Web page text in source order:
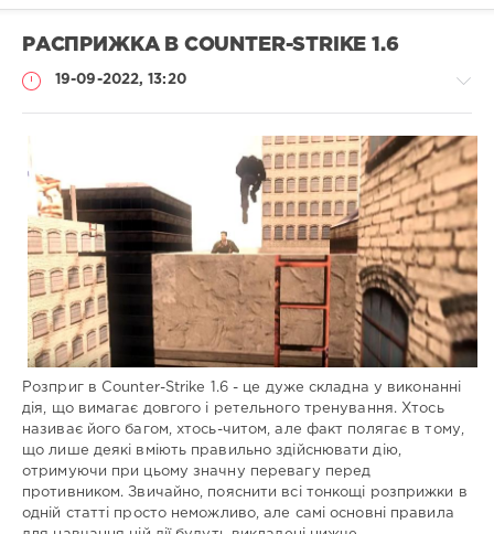
РАСПРИЖКА В COUNTER-STRIKE 1.6
19-09-2022, 13:20
Статті
Administrator
956
0
Розприг в Counter-Strike 1.6 - це дуже складна у виконанні
дія, що вимагає довгого і ретельного тренування. Хтось
називає його багом, хтось-читом, але факт полягає в тому,
що лише деякі вміють правильно здійснювати дію,
отримуючи при цьому значну перевагу перед
противником. Звичайно, пояснити всі тонкощі розприжки в
одній статті просто неможливо, але самі основні правила